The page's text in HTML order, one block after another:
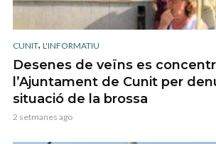
CUNIT, L'INFORMATIU
Desenes de veïns es
l’Ajuntament de Cunit per
situació de la brossa
2 setmanes ago